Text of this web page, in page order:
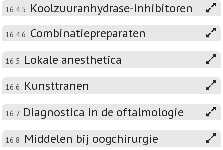
16.4.5. Koolzuuranhydrase-inhibitoren
16.4.6. Combinatiepreparaten
16.5. Lokale anesthetica
16.6. Kunsttranen
16.7. Diagnostica in de oftalmologie
16.8. Middelen bij oogchirurgie